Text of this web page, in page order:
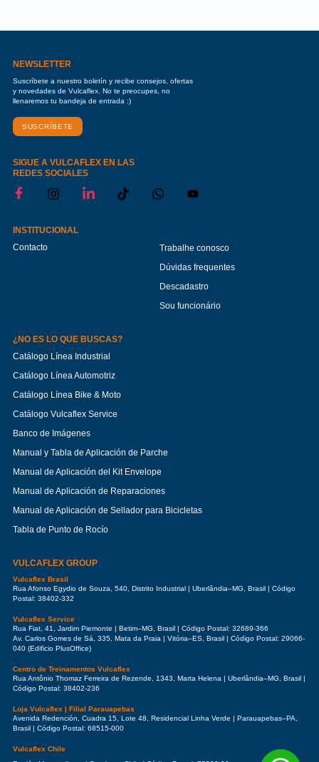
NEWSLETTER
Suscríbete a nuestro boletín y recibe consejos, ofertas
y novedades de Vulcaflex. No te preocupes, no
llenaremos tu bandeja de entrada :)
SUSCRÍBETE
SIGUE A VULCAFLEX EN LAS
REDES SOCIALES
INSTITUCIONAL
Contacto
Trabalhe conosco
Dúvidas frequentes
Descadastro
Sou funcionário
¿NO ES LO QUE BUSCAS?
Catálogo Línea Industrial
Catálogo Línea Automotriz
Catálogo Línea Bike & Moto
Catálogo Vulcaflex Service
Banco de Imágenes
Manual y Tabla de Aplicación de Parche
Manual de Aplicación del Kit Envelope
Manual de Aplicación de Reparaciones
Manual de Aplicación de Sellador para Bicicletas
Tabla de Punto de Rocío
VULCAFLEX GROUP
Vulcaflex Brasil
Rua Afonso Egydio de Souza, 540, Distrito Industrial | Uberlândia–MG, Brasil | Código
Postal: 38402-332
Vulcaflex Service
Rua Fiat, 41, Jardim Piemonte | Betim–MG, Brasil | Código Postal: 32689-366
Av. Carlos Gomes de Sá, 335, Mata da Praia | Vitória–ES, Brasil | Código Postal: 29066-
040 (Edificio PlusOffice)
Centro de Treinamentos Vulcaflex
Rua Antônio Thomaz Ferreira de Rezende, 1343, Marta Helena | Uberlândia–MG, Brasil |
Código Postal: 38402-236
Loja Vulcaflex | Filial Parauapebas
Avenida Redención, Cuadra 15, Lote 48, Residencial Linha Verde | Parauapebas–PA,
Brasil | Código Postal: 68515-000
Vulcaflex Chile